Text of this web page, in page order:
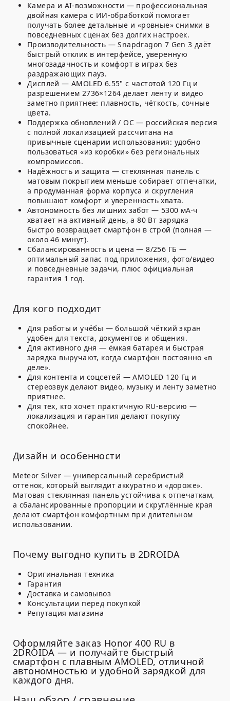
Камера и AI-возможности — профессиональная
двойная камера с ИИ-обработкой помогает
получать более детальные и «ровные» снимки в
повседневных сценах без долгих настроек.
Производительность — Snapdragon 7 Gen 3 даёт
быстрый отклик в интерфейсе, уверенную
многозадачность и комфорт в играх без
раздражающих пауз.
Дисплей — AMOLED 6.55" с частотой 120 Гц и
разрешением 2736×1264 делает ленту и видео
заметно приятнее: плавность, чёткость, сочные
цвета.
Поддержка обновлений / ОС — российская версия
с полной локализацией рассчитана на
привычные сценарии использования: удобно
пользоваться «из коробки» без региональных
компромиссов.
Надёжность и защита — стеклянная панель с
матовым покрытием меньше собирает отпечатки,
а продуманная форма корпуса и скругления
повышают комфорт и уверенность хвата.
Автономность без лишних забот — 5300 мА·ч
хватает на активный день, а 80 Вт зарядка
быстро возвращает смартфон в строй (полная —
около 46 минут).
Сбалансированность и цена — 8/256 ГБ —
оптимальный запас под приложения, фото/видео
и повседневные задачи, плюс официальная
гарантия 1 год.
Для кого подходит
Для работы и учёбы — большой чёткий экран
удобен для текста, документов и общения.
Для активного дня — ёмкая батарея и быстрая
зарядка выручают, когда смартфон постоянно «в
деле».
Для контента и соцсетей — AMOLED 120 Гц и
стереозвук делают видео, музыку и ленту заметно
приятнее.
Для тех, кто хочет практичную RU-версию —
локализация и гарантия делают покупку
спокойнее.
Дизайн и особенности
Meteor Silver — универсальный серебристый
оттенок, который выглядит аккуратно и «дороже».
Матовая стеклянная панель устойчива к отпечаткам,
а сбалансированные пропорции и скруглённые края
делают смартфон комфортным при длительном
использовании.
Почему выгодно купить в 2DROIDA
Оригинальная техника
Гарантия
Доставка и самовывоз
Консультации перед покупкой
Репутация магазина
Оформляйте заказ Honor 400 RU в
2DROIDA — и получайте быстрый
смартфон с плавным AMOLED, отличной
автономностью и удобной зарядкой для
каждого дня.